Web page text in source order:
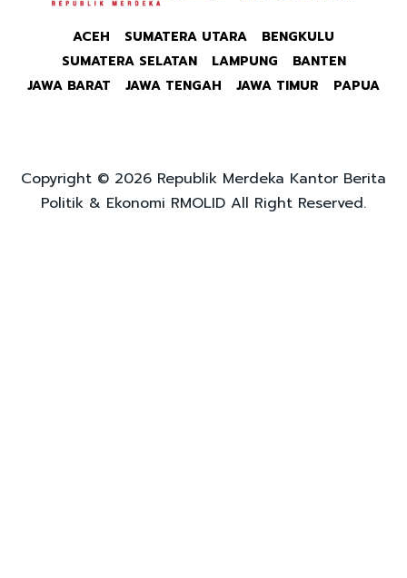
ACEH SUMATERA UTARA
BENGKULU
SUMATERA SELATAN
LAMPUNG
BANTEN
JAWA BARAT
JAWA TENGAH JAWA TIMUR PAPUA
Copyright © 2026 Republik Merdeka Kantor Berita
Politik & Ekonomi RMOLID All Right Reserved.